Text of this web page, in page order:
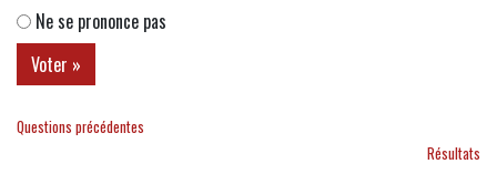
Ne se prononce pas
Questions précédentes
Résultats